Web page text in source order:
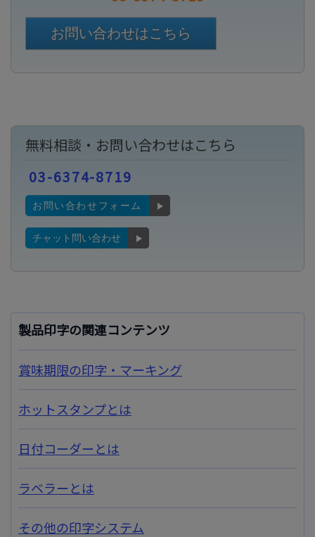
お問い合わせはこちら
無料相談・お問い合わせはこちら
03-6374-8719
お問い合わせフォーム
チャット問い合わせ
製品印字の関連コンテンツ
賞味期限の印字・マーキング
ホットスタンプとは
日付コーダーとは
ラベラーとは
その他の印字システム